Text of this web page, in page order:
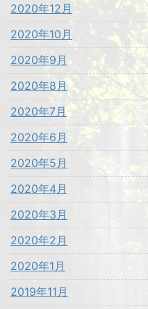
2020年12月
2020年10月
2020年9月
2020年8月
2020年7月
2020年6月
2020年5月
2020年4月
2020年3月
2020年2月
2020年1月
2019年11月